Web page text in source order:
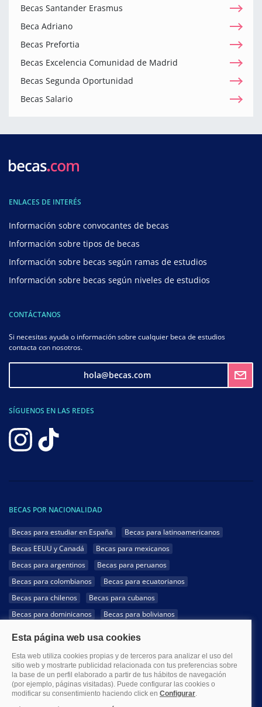
Becas Santander Erasmus
Beca Adriano
Becas Prefortia
Becas Excelencia Comunidad de Madrid
Becas Segunda Oportunidad
Becas Salario
ENLACES DE INTERÉS
Información sobre convocantes de becas
Información sobre tipos de becas
Información sobre becas según ramas de estudios
Información sobre becas según niveles de estudios
CONTÁCTANOS
Si necesitas ayuda o información sobre cualquier beca de estudios
contacta con nosotros.
hola@becas.com
SÍGUENOS EN LAS REDES
BECAS POR NACIONALIDAD
Becas para estudiar en España
Becas para latinoamericanos
Becas EEUU y Canadá
Becas para mexicanos
Becas para argentinos
Becas para peruanos
Becas para colombianos
Becas para ecuatorianos
Becas para chilenos
Becas para cubanos
Becas para dominicanos
Becas para bolivianos
Becas para hondureños
Becas para paraguayos
Becas para uruguayos
Becas para salvadoreños